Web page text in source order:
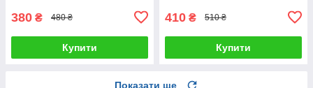
380 ₴ 480 ₴
Купити
410 ₴ 510 ₴
Купити
Показати ще